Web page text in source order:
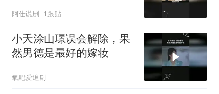
阿佳说剧 1跟贴
小夭涂山璟误会解除，果
然男德是最好的嫁妆
氧吧爱追剧